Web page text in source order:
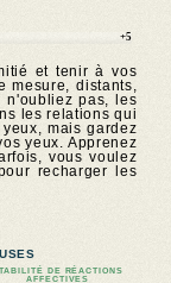
+5
et tenir à vos
mesure, distants,
n'oubliez pas, les
les relations qui
mais gardez
yeux. Apprenez
vous voulez
recharger les
DE RÉACTIONS
AFFECTIVES